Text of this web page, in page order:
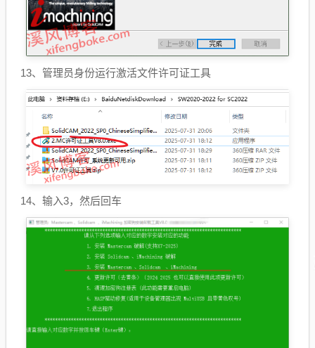
13、管理员身份运行激活文件许可证工具
14、输入3，然后回车